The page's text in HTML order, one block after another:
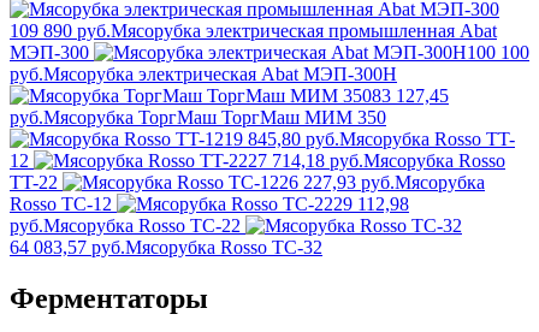
109 890 руб.Мясорубка электрическая промышленная Abat
МЭП-300
100 100
руб.Мясорубка электрическая Abat МЭП-300Н
83 127,45
руб.Мясорубка ТоргМаш ТоргМаш МИМ 350
19 845,80 руб.Мясорубка Rosso TT-
12
27 714,18 руб.Мясорубка Rosso
TT-22
26 227,93 руб.Мясорубка
Rosso TC-12
29 112,98
руб.Мясорубка Rosso TC-22
64 083,57 руб.Мясорубка Rosso TC-32
Ферментаторы